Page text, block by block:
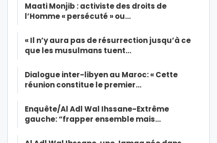
Maati Monjib : activiste des droits de
l’Homme « persécuté » ou…
« Il n’y aura pas de résurrection jusqu’à ce
que les musulmans tuent…
Dialogue inter-libyen au Maroc: « Cette
réunion constitue le premier…
Enquête/Al Adl Wal Ihssane-Extrême
gauche: “frapper ensemble mais…